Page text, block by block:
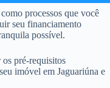
processos que você
seu financiamento
possível.
pré-requisitos
imóvel em Jaguariúna e